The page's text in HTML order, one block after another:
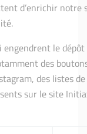
d’enrichir notre
engendrent le dépôt
des
des listes
sur le site